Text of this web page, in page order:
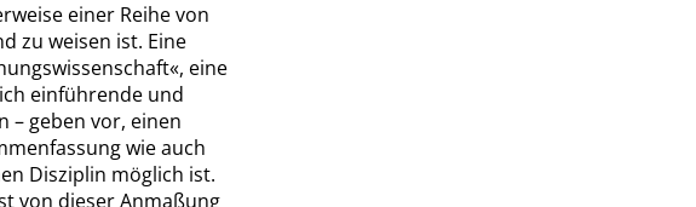
einer Reihe von
zu weisen ist. Eine
«, eine
einführende und
– geben vor, einen
wie auch
Disziplin möglich ist.
von dieser Anmaßung